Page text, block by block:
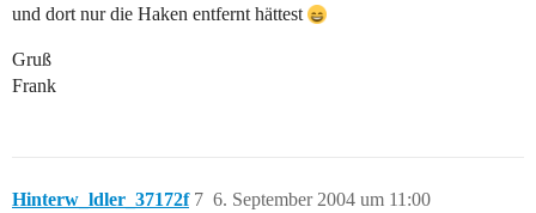
und dort nur die Haken entfernt hättest
Gruß
Frank
Hinterw_ldler_37172f 6. September 2004 um 11:00
7